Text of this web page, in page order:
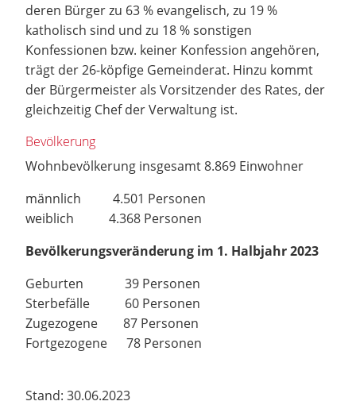
deren Bürger zu 63 % evangelisch, zu 19 %
katholisch sind und zu 18 % sonstigen
Konfessionen bzw. keiner Konfession angehören,
trägt der 26-köpfige Gemeinderat. Hinzu kommt
der Bürgermeister als Vorsitzender des Rates, der
gleichzeitig Chef der Verwaltung ist.
Bevölkerung
Wohnbevölkerung insgesamt 8.869 Einwohner
männlich 4.501 Personen
weiblich 4.368 Personen
Bevölkerungsveränderung im 1. Halbjahr 2023
Geburten 39 Personen
Sterbefälle 60 Personen
Zugezogene 87 Personen
Fortgezogene 78 Personen
Stand: 30.06.2023